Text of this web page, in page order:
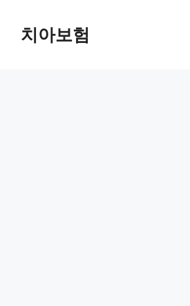
content치아보험